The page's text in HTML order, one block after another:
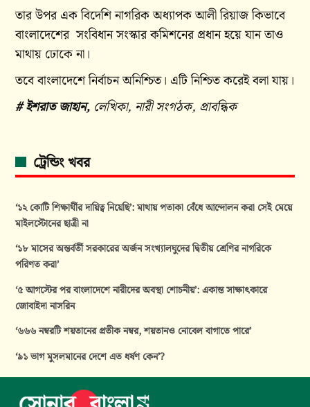
তার উপর এক বিদেশি নাগরিক অধ্যাপক আলী রিয়াজ কিভাবে
বাংলাদেশের সংবিধান সংস্কার কমিশনের প্রধান হয়ে যান তাও
মাথায় ঢোকে না।
তবে বাংলাদেশে নির্বাচন অনিশ্চিত। এটি নিশ্চিত করেই বলা যায়।
# ইশরাত জাহান, লেখিকা, নারী সংগঠক, প্রাবন্ধিক
ট্রেন্ডিং খবর
‘১২ কোটি শিক্ষার্থীর দায়িত্ব নিয়েছি’: মাথায় পতাকা বেঁধে আন্দোলন করা সেই মেয়ে
মাইলস্টোনের ছাত্রী না
‘১৮ মাসের অন্তর্বর্তী সরকারের অর্জন সংখ্যালঘুদের দ্বিতীয় শ্রেণির নাগরিকে
পরিণত করা’
‘৫ আগস্টের পর বাংলাদেশে নারীদের অবস্থা শোচনীয়’: একান্ত সাক্ষাৎকারে
জোবাইদা নাসরিন
‘৬৬৬ নম্বরটি শয়তানের প্রতীক নম্বর, শয়তানও নোবেল বাগাতে পারে’
‘৯১ ভাগ মুসলমানের দেশে এত ধর্ষণ কেন’?